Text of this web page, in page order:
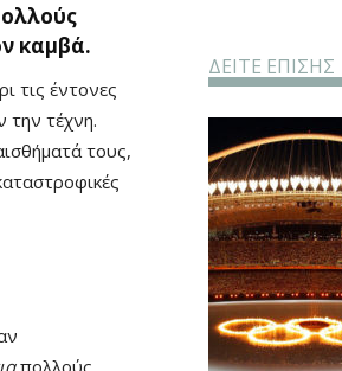
καμβά.
τις έντονες
την τέχνη.
τους,
πολλούς
ΔΕΙΤΕ ΕΠΙΣΗΣ